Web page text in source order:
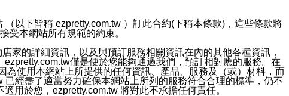
依照該資料或電子郵件所指示之方法、說明或功能連結，隨時
件者，將可收到通知型訊息。
以下皆稱 ezpretty.com.tw ）訂此合約(下稱本條款)，這些條款將
受本網站所有規範的約束。
家的詳細資訊，以及與預訂服務相關資訊在內的其他各種資訊，
僅是便於您能夠通過我們，預訂相對應的服務。在
使用本網站上所提供的任何資訊、產品、服務及（或）材料，而
經盡了適當努力確保本網站上所列的服務符合合理的標準，仍不
用於您，ezpretty.com.tw 將對此不承擔任何責任。